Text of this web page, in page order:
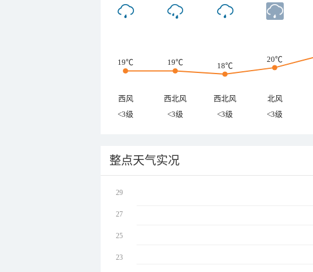
19℃ 19℃ 18℃
20℃
西风 西北风 西北风 北风
<3级
<3级 <3级 <3级
整点天气实况
29
27
25
23